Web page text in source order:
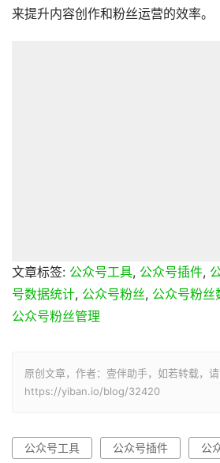
来提升内容创作和粉丝运营的效率。
文章标签: 公众号工具, 公众号插件,
号数据统计, 公众号粉丝, 公众号粉丝
公众号粉丝管理
原创文章，作者：壹伴助手，如若转载，请
https://yiban.io/blog/32420
公众号工具 公众号插件
公